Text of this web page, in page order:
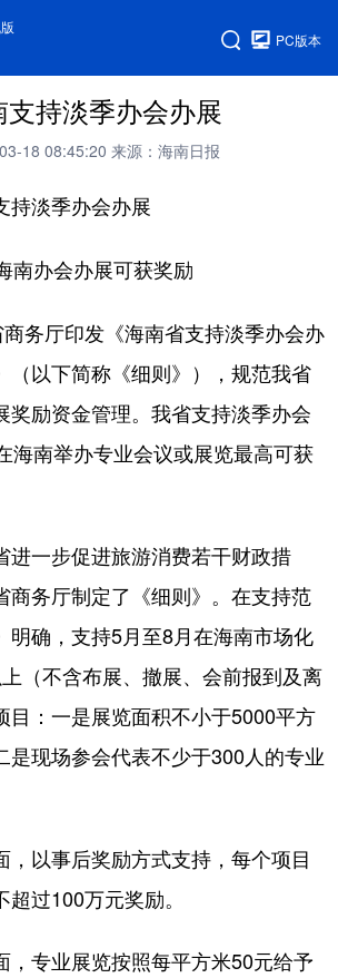
PC版本
支持淡季办会办展
18 08:45:20 来源：海南日报
淡季办会办展
办会办展可获奖励
厅印发《海南省支持淡季办会办
（以下简称《细则》），规范我省
奖励资金管理。我省支持淡季办会
海南举办专业会议或展览最高可获
一步促进旅游消费若干财政措
商务厅制定了《细则》。在支持范
明确，支持5月至8月在海南市场化
（不含布展、撤展、会前报到及离
目：一是展览面积不小于5000平方
是现场参会代表不少于300人的专业
以事后奖励方式支持，每个项目
过100万元奖励。
专业展览按照每平方米50元给予